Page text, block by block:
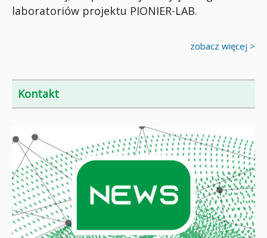
laboratoriów projektu PIONIER-LAB.
zobacz więcej >
Kontakt